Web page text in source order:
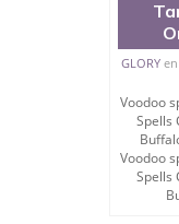
小
激
时和
卡，
版
势：
价比
书，
公
文
GLORYen
Voodoo
Spells
Voodoo
Spells